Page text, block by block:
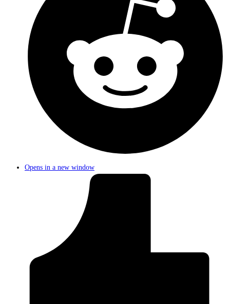
Opens in a new window